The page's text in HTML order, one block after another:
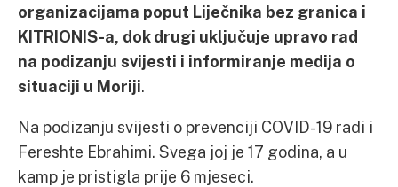
organizacijama poput Liječnika bez granica i
KITRIONIS-a, dok drugi uključuje upravo rad
na podizanju svijesti i informiranje medija o
situaciji u Moriji.
Na podizanju svijesti o prevenciji COVID-19 radi i
Fereshte Ebrahimi. Svega joj je 17 godina, a u
kamp je pristigla prije 6 mjeseci.